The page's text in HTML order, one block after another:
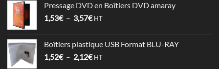
6,78€
à
Pressage DVD en Boîtiers DVD amaray
1,53€ – 3,57€Plage
1,53€
à
HT
Boîtiers plastique USB Format BLU-RAY
1,52€ – 2,12€Plage
HT